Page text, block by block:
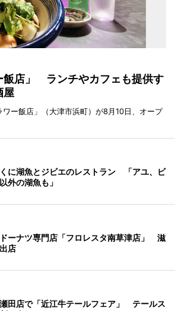
飯店」 ランチやカフェも提供す
屋
ー飯店」（大津市浜町）が8月10日、オープ
に湖魚とジビエのレストラン 「アユ、ビ
外の湖魚も」
ーナツ専門店「フロレスタ南草津店」 滋
店
田店で「近江牛テールフェア」 テールス